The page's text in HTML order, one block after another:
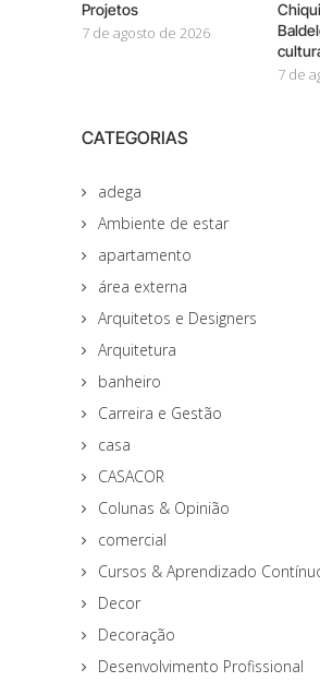
Projetos
7 de agosto de 2026
7 de
CATEGORIAS
adega
Ambiente de estar
apartamento
área externa
Arquitetos e Designers
Arquitetura
banheiro
Carreira e Gestão
casa
CASACOR
Colunas & Opinião
comercial
Cursos & Aprendizado
Decor
Decoração
Desenvolvimento Profissional